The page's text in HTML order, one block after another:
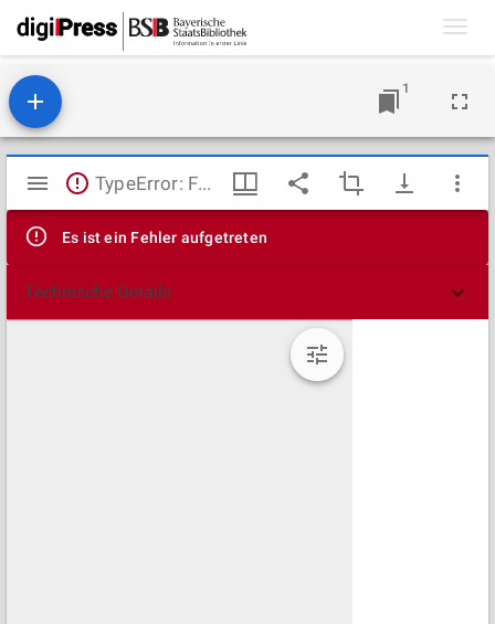
1
Mirador
Viewer
TypeError: Failed to fetch
Es ist ein Fehler aufgetreten
Technische Details